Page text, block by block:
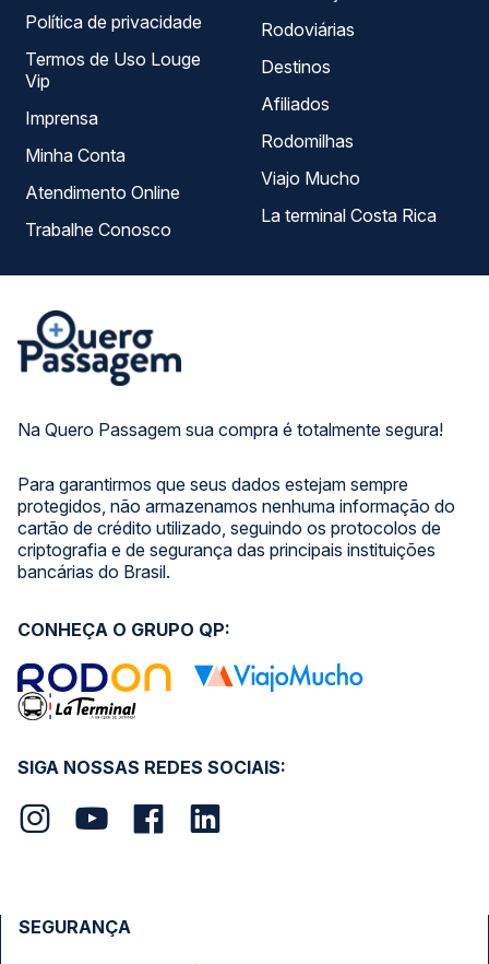
Na Quero Passagem sua compra é totalmente segura!
Para garantirmos que seus dados estejam sempre
protegidos, não armazenamos nenhuma informação do
cartão de crédito utilizado, seguindo os protocolos de
criptografia e de segurança das principais instituições
bancárias do Brasil.
Política de privacidade
Termos de Uso Louge
Vip
Imprensa
Minha Conta
Atendimento Online
Trabalhe Conosco
Rodoviárias
Destinos
Afiliados
Rodomilhas
Viajo Mucho
La terminal Costa Rica
SIGA NOSSAS REDES SOCIAIS:
CONHEÇA O GRUPO QP:
SEGURANÇA